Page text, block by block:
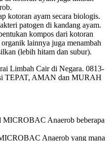
kotoran ayam secara biologis.
patogen di kandang ayam.
kompos dari kotoran
lainnya juga menambah
(lebih hitam dan subur).
Anaerob beberapa
Anaerob yang mana